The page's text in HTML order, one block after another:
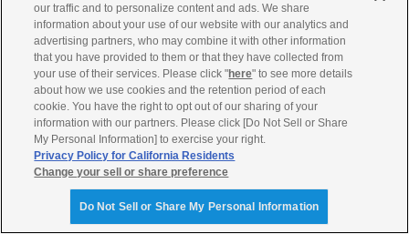
☆XT1200Z Super Ténéréオーナーの皆さん
our traffic and to personalize content and ads. We share
information about your use of our website with our analytics and
advertising partners, who may combine it with other information
that you have provided to them or that they have collected from
your use of their services. Please click "here" to see more details
about how we use cookies and the retention period of each
cookie. You have the right to opt out of our sharing of your
information with our partners. Please click [Do Not Sell or Share
My Personal Information] to exercise your right.
Privacy Policy for California Residents
Change your sell or share preference
Do Not Sell or Share My Personal Information